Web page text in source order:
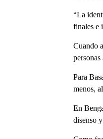
“La
finales e
Cuando
Para
menos,
En
disenso